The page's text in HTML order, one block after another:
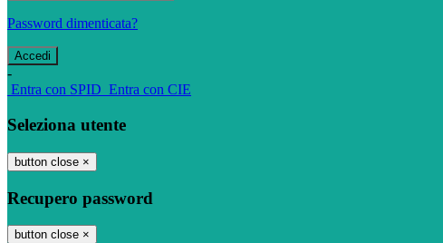
Password dimenticata?
-
Entra con SPID Entra con CIE
Seleziona utente
button close ×
Recupero password
button close ×